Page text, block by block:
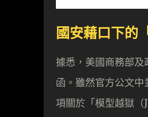
國安藉口下的
據悉，美國商務部
函。雖然官方公文
項關於「模型越獄